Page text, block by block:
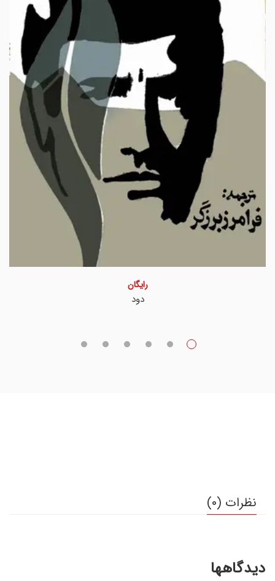
دود
رایگان
نظرات (0)
دیدگاهها